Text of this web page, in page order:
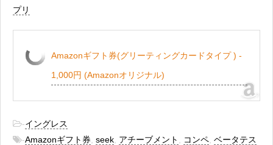
プリ
Amazonギフト券(グリーティングカードタイプ ) -
1,000円 (Amazonオリジナル)
-イングレス
-Amazonギフト券 seek アチーブメント コンペ ベータテス